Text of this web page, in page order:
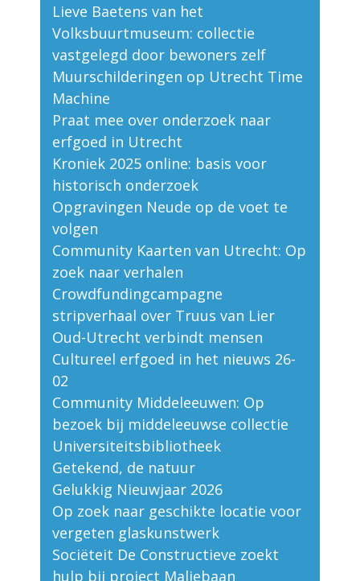
Lieve Baetens van het
Volksbuurtmuseum: collectie
vastgelegd door bewoners zelf
Muurschilderingen op Utrecht Time
Machine
Praat mee over onderzoek naar
erfgoed in Utrecht
Kroniek 2025 online: basis voor
historisch onderzoek
Opgravingen Neude op de voet te
volgen
Community Kaarten van Utrecht: Op
zoek naar verhalen
Crowdfundingcampagne
stripverhaal over Truus van Lier
Oud-Utrecht verbindt mensen
Cultureel erfgoed in het nieuws 26-
02
Community Middeleeuwen: Op
bezoek bij middeleeuwse collectie
Universiteitsbibliotheek
Getekend, de natuur
Gelukkig Nieuwjaar 2026
Op zoek naar geschikte locatie voor
vergeten glaskunstwerk
Sociëteit De Constructieve zoekt
hulp bij project Maliebaan